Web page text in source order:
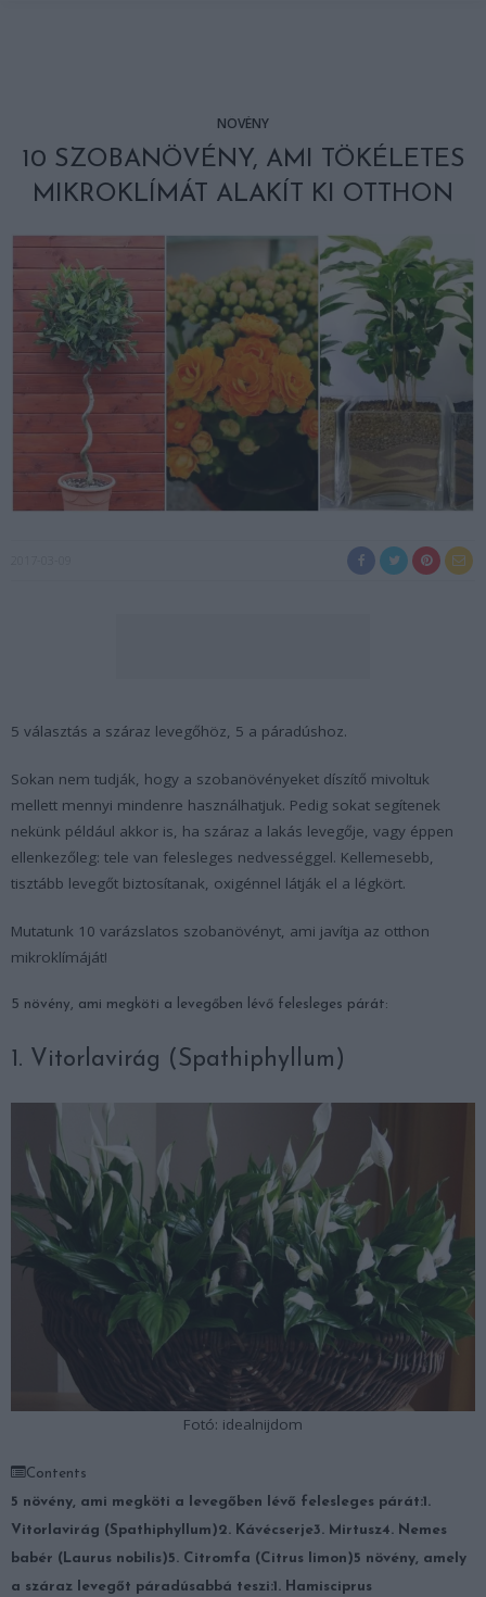
NÖVÉNY
10 SZOBANÖVÉNY, AMI TÖKÉLETES
MIKROKLÍMÁT ALAKÍT KI OTTHON
5 választás a száraz levegőhöz, 5 a páradúshoz.
Sokan nem tudják, hogy a szobanövényeket díszítő mivoltuk
mellett mennyi mindenre használhatjuk. Pedig sokat segítenek
nekünk például akkor is, ha száraz a lakás levegője, vagy éppen
ellenkezőleg: tele van felesleges nedvességgel. Kellemesebb,
tisztább levegőt biztosítanak, oxigénnel látják el a légkört.
Mutatunk 10 varázslatos szobanövényt, ami javítja az otthon
mikroklímáját!
5 növény, ami megköti a levegőben lévő felesleges párát:
1. Vitorlavirág (Spathiphyllum)
Fotó: idealnijdom
Contents
5 növény, ami megköti a levegőben lévő felesleges párát:1.
Vitorlavirág (Spathiphyllum)2. Kávécserje3. Mirtusz4. Nemes
babér (Laurus nobilis)5. Citromfa (Citrus limon)5 növény, amely
a száraz levegőt páradúsabbá teszi:1. Hamisciprus